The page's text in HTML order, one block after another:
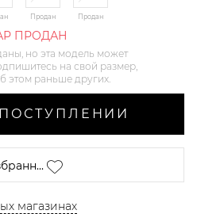
Продан Продан
ПРОДАН
но эта модель может
на свой размер,
этом раньше других.
магазинах